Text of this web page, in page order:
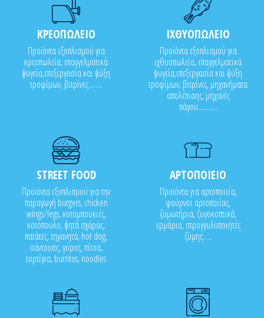
ΚΡΕΟΠΩΛΕΙΟ
Προϊόντα εξοπλισμού για
κρεοπωλεία, επαγγελματικά
ψυγεία,επεξεργασία και ψύξη
τροφίμων, βιτρίνες........
ΙΧΘΥΟΠΩΛΕΙΟ
Προϊόντα εξοπλισμού για
ιχθυοπωλεία, επαγγελματικά
ψυγεία,επεξεργασία και ψύξη
τροφίμων, βιτρίνες, μηχανήματα
απολέπισης, μηχανές
πάγου...........
STREET FOOD
Προϊόντα εξοπλισμού για την
παραγωγή burgers, chicken
wings/legs, κοτομπουκιές,
κοτόπουλο, ψητά σχάρας,
πατάτες, τηγανητά, hot dog,
σάντουϊτς, γύρος, πίτσα,
τορτίγια, burritos, noodles
ΑΡΤΟΠΟΙΕΙΟ
Προϊόντα για αρτοποιεία,
φούρνοι αρτοποιίας,
ζυμωτήρια, ζυγοκοπτικά,
ερμάρια, στρογγυλοποιητές
ζύμης.....